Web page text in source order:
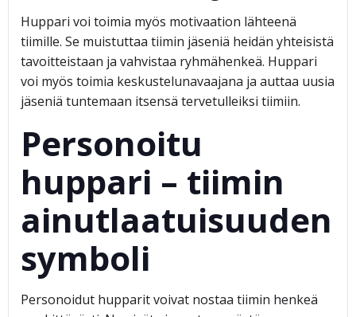
Huppari voi toimia myös motivaation lähteenä
tiimille. Se muistuttaa tiimin jäseniä heidän yhteisistä
tavoitteistaan ja vahvistaa ryhmähenkeä. Huppari
voi myös toimia keskustelunavaajana ja auttaa uusia
jäseniä tuntemaan itsensä tervetulleiksi tiimiin.
Personoitu
huppari – tiimin
ainutlaatuisuuden
symboli
Personoidut hupparit voivat nostaa tiimin henkeä